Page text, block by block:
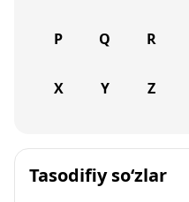
P Q R
X Y Z
Tasodifiy so‘zlar